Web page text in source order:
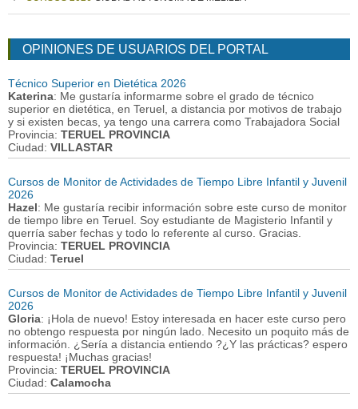
OPINIONES DE USUARIOS DEL PORTAL
Técnico Superior en Dietética 2026
Katerina: Me gustaría informarme sobre el grado de técnico
superior en dietética, en Teruel, a distancia por motivos de trabajo
y si existen becas, ya tengo una carrera como Trabajadora Social
Provincia: TERUEL PROVINCIA
Ciudad: VILLASTAR
Cursos de Monitor de Actividades de Tiempo Libre Infantil y Juvenil
2026
Hazel: Me gustaría recibir información sobre este curso de monitor
de tiempo libre en Teruel. Soy estudiante de Magisterio Infantil y
querría saber fechas y todo lo referente al curso. Gracias.
Provincia: TERUEL PROVINCIA
Ciudad: Teruel
Cursos de Monitor de Actividades de Tiempo Libre Infantil y Juvenil
2026
Gloria: ¡Hola de nuevo! Estoy interesada en hacer este curso pero
no obtengo respuesta por ningún lado. Necesito un poquito más de
información. ¿Sería a distancia entiendo ?¿Y las prácticas? espero
respuesta! ¡Muchas gracias!
Provincia: TERUEL PROVINCIA
Ciudad: Calamocha